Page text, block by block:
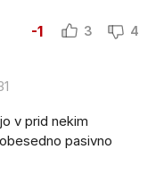
-1 3 4
v prid nekim
pasivno